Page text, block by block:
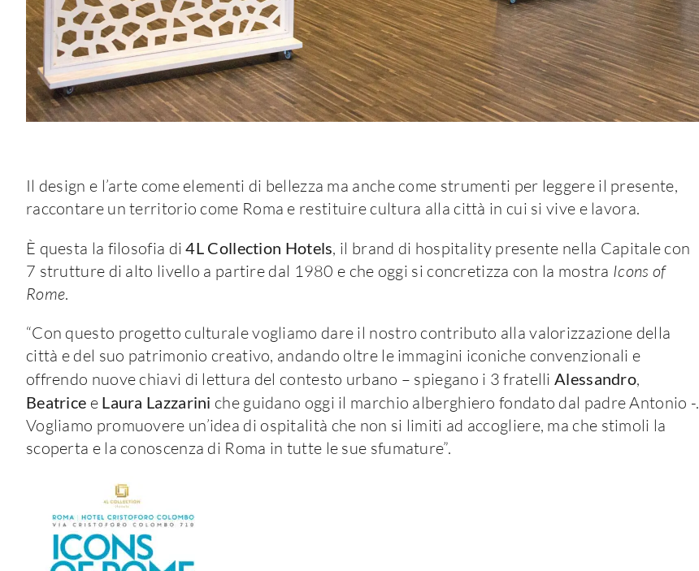
Il design e l’arte come elementi di bellezza ma anche come strumenti per leggere il presente,
raccontare un territorio come Roma e restituire cultura alla città in cui si vive e lavora.
È questa la filosofia di4L Collection Hotels, il brand di hospitality presente nella Capitale con
7 strutture di alto livello a partire dal 1980 e che oggi si concretizza con la mostra Icons of
Rome.
“Con questo progetto culturale vogliamo dare il nostro contributo alla valorizzazione della
città e del suo patrimonio creativo, andando oltre le immagini iconiche convenzionali e
offrendo nuove chiavi di lettura del contesto urbano – spiegano i 3 fratelliAlessandro,
Beatrice e Laura Lazzarini che guidano oggi il marchio alberghiero fondato dal padre Antonio -.
Vogliamo promuovere un’idea di ospitalità che non si limiti ad accogliere, ma che stimoli la
scoperta e la conoscenza di Roma in tutte le sue sfumature”.